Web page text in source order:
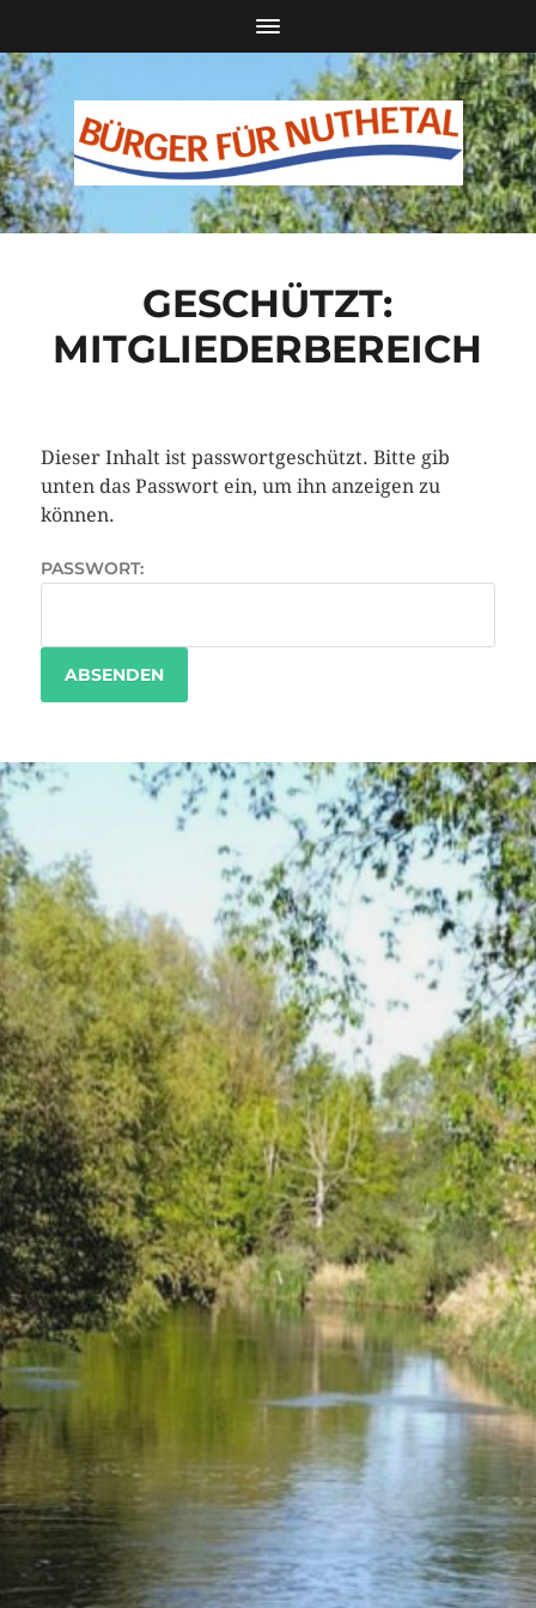
GESCHÜTZT:
MITGLIEDERBEREICH
Dieser Inhalt ist passwortgeschützt. Bitte gib
unten das Passwort ein, um ihn anzeigen zu
können.
PASSWORT:
FRÜHERE BEITRÄGE
Mai 2026
April 2026
März 2026
Februar 2026
Januar 2026
Oktober 2025
Juli 2025
März 2025
Dezember 2024
November 2024
September 2024
Juli 2024
Juni 2024
Mai 2024
April 2024
März 2024
Februar 2024